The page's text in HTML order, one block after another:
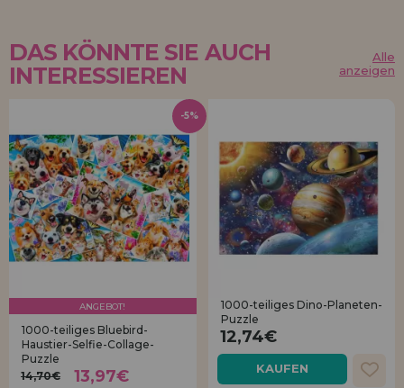
DAS KÖNNTE SIE AUCH
INTERESSIEREN
Alle
anzeigen
ANGEBOT!
1000-teiliges Bluebird-
Haustier-Selfie-Collage-
Puzzle
14,70€
13,97€
-5%
1000-teiliges Dino-Planeten-
Puzzle
12,74€
KAUFEN